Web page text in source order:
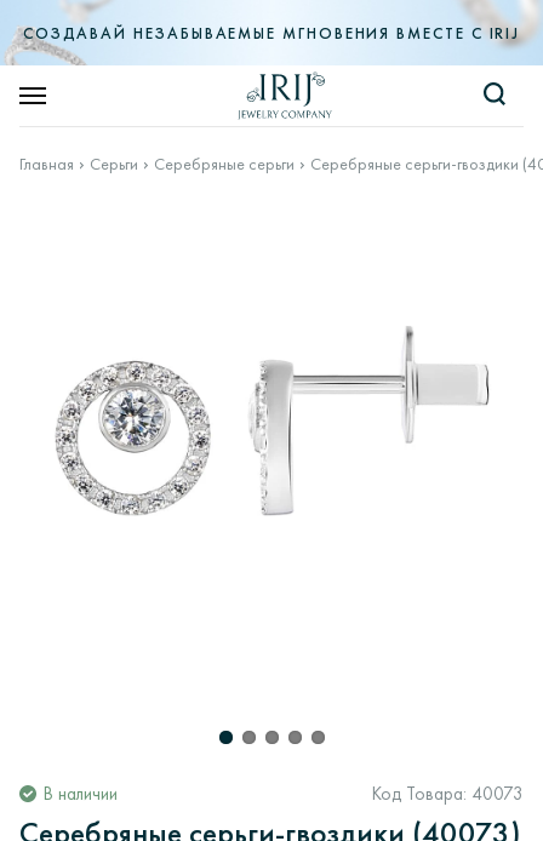
СОЗДАВАЙ НЕЗАБЫВАЕМЫЕ МГНОВЕНИЯ ВМЕСТЕ С IRIJ
Главная Серьги Серебряные серьги Серебряные серьги-гвоздики
В наличии Код Товара: 40073
Серебряные серьги-гвоздики (40073)